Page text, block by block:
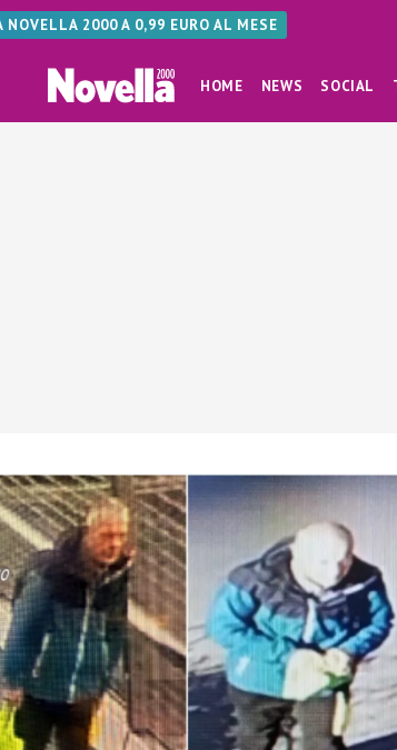
NOVELLA 2000 A 0,99 EURO AL MESE
HOME NEWS SOCIAL